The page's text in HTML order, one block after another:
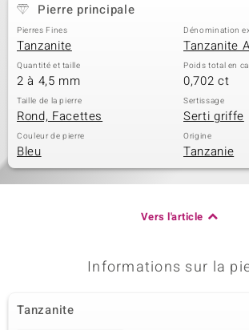
Pierre principale
Pierres Fines
Tanzanite
Dénomination
Tanzanite
Quantité et taille
2 à 4,5 mm
Poids total en
0,702 ct
Taille de la pierre
Rond, Facettes
Sertissage
Serti griffe
Couleur de pierre
Bleu
Origine
Tanzanie
Vers l'article
Informations sur la
Tanzanite